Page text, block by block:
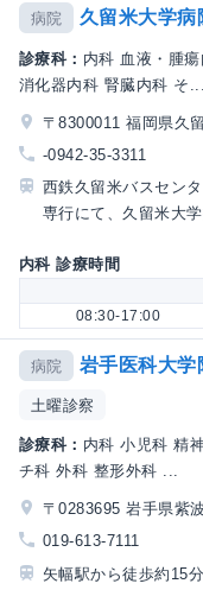
病院 久留米大学病
診療科： 内科 血液・腫
消化器内科 腎臓内科 そ...
〒8300011 福岡県久
-0942-35-3311
西鉄久留米バスセン
専行にて、久留米大学
内科 診療時間
08:30-17:00
病院 岩手医科大学
土曜診察
診療科： 内科 小児科 精
チ科 外科 整形外科 ...
〒0283695 岩手県紫
019-613-7111
矢幅駅から徒歩約15